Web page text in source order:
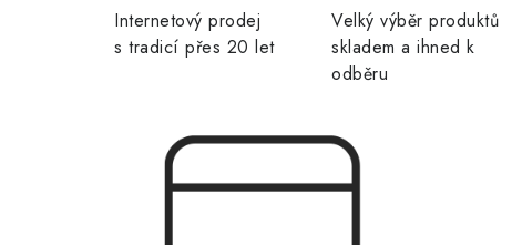
Internetový prodej
s tradicí přes 20 let
Velký výběr produktů
skladem a ihned k
odběru